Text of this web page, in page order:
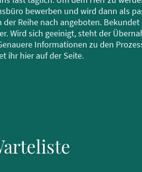
bewerben und wird dann als
Reihe nach angeboten.
Wird sich geeinigt, steht der
Informationen zu den
ihr hier auf der Seite.